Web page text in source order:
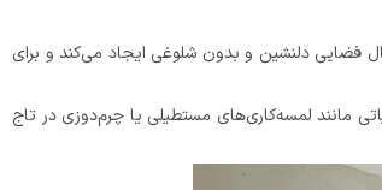
فضایی دلنشین و بدون شلوغی ایجاد می‌کند و برای
مانند لمسه‌کاری‌های مستطیلی یا چرم‌دوزی در تاج